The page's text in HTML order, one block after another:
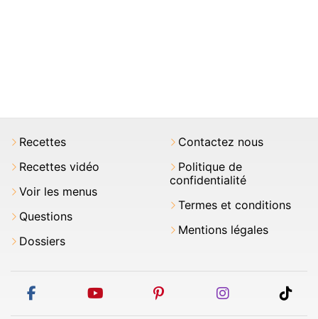
Recettes
Recettes vidéo
Voir les menus
Questions
Dossiers
Contactez nous
Politique de
confidentialité
Termes et conditions
Mentions légales
facebook youtube pinterest instagram